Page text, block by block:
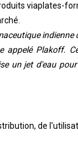
viaplates-
indienne
appelé Plakoff.
un jet d'eau
de